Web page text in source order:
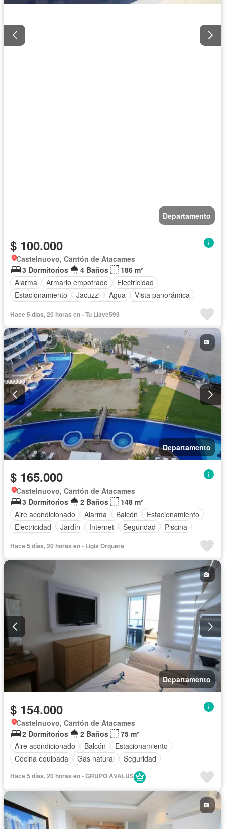
Departamento
$ 100.000
Castelnuovo, Cantón de Atacames
3 Dormitorios
4 Baños
186 m²
Alarma
Armario empotrado
Electricidad
Estacionamiento
Jacuzzi Agua
Vista panorámica
Hace 5 días, 20 horas en - Tu Llave593
Departamento
$ 165.000
Castelnuovo, Cantón de Atacames
3 Dormitorios
2 Baños
148 m²
Aire acondicionado
Alarma Balcón
Estacionamiento
Electricidad
Jardín Internet Seguridad
Piscina
Hace 5 días, 20 horas en - Ligia Orquera
Departamento
$ 154.000
Castelnuovo, Cantón de Atacames
2 Dormitorios
2 Baños
75 m²
Aire acondicionado
Balcón
Estacionamiento
Cocina equipada
Gas natural Seguridad
Hace 5 días, 20 horas en - GRUPO ÁVALUS